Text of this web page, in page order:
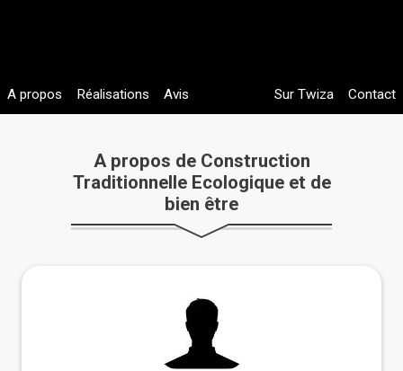
A propos Réalisations Avis Sur Twiza Contact
A propos de Construction
Traditionnelle Ecologique et de
bien être